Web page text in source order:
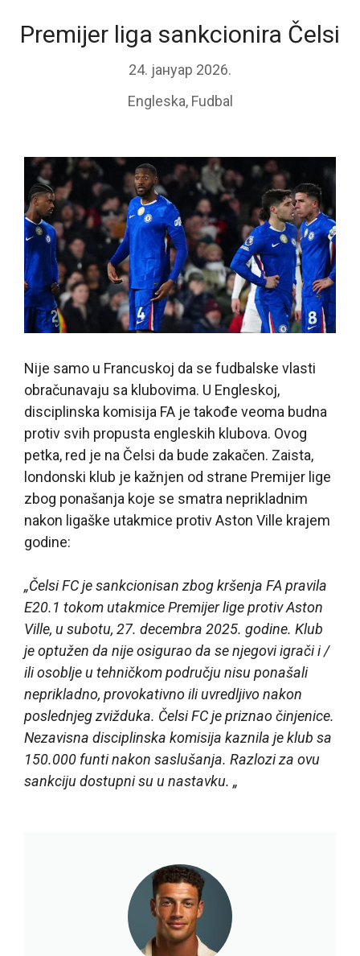
Premijer liga sankcionira Čelsi
24. јануар 2026.
Engleska, Fudbal
Nije samo u Francuskoj da se fudbalske vlasti
obračunavaju sa klubovima. U Engleskoj,
disciplinska komisija FA je takođe veoma budna
protiv svih propusta engleskih klubova. Ovog
petka, red je na Čelsi da bude zakačen. Zaista,
londonski klub je kažnjen od strane Premijer lige
zbog ponašanja koje se smatra neprikladnim
nakon ligaške utakmice protiv Aston Ville krajem
godine:
„Čelsi FC je sankcionisan zbog kršenja FA pravila
E20.1 tokom utakmice Premijer lige protiv Aston
Ville, u subotu, 27. decembra 2025. godine. Klub
je optužen da nije osigurao da se njegovi igrači i /
ili osoblje u tehničkom području nisu ponašali
neprikladno, provokativno ili uvredljivo nakon
poslednjeg zvižduka. Čelsi FC je priznao činjenice.
Nezavisna disciplinska komisija kaznila je klub sa
150.000 funti nakon saslušanja. Razlozi za ovu
sankciju dostupni su u nastavku. „